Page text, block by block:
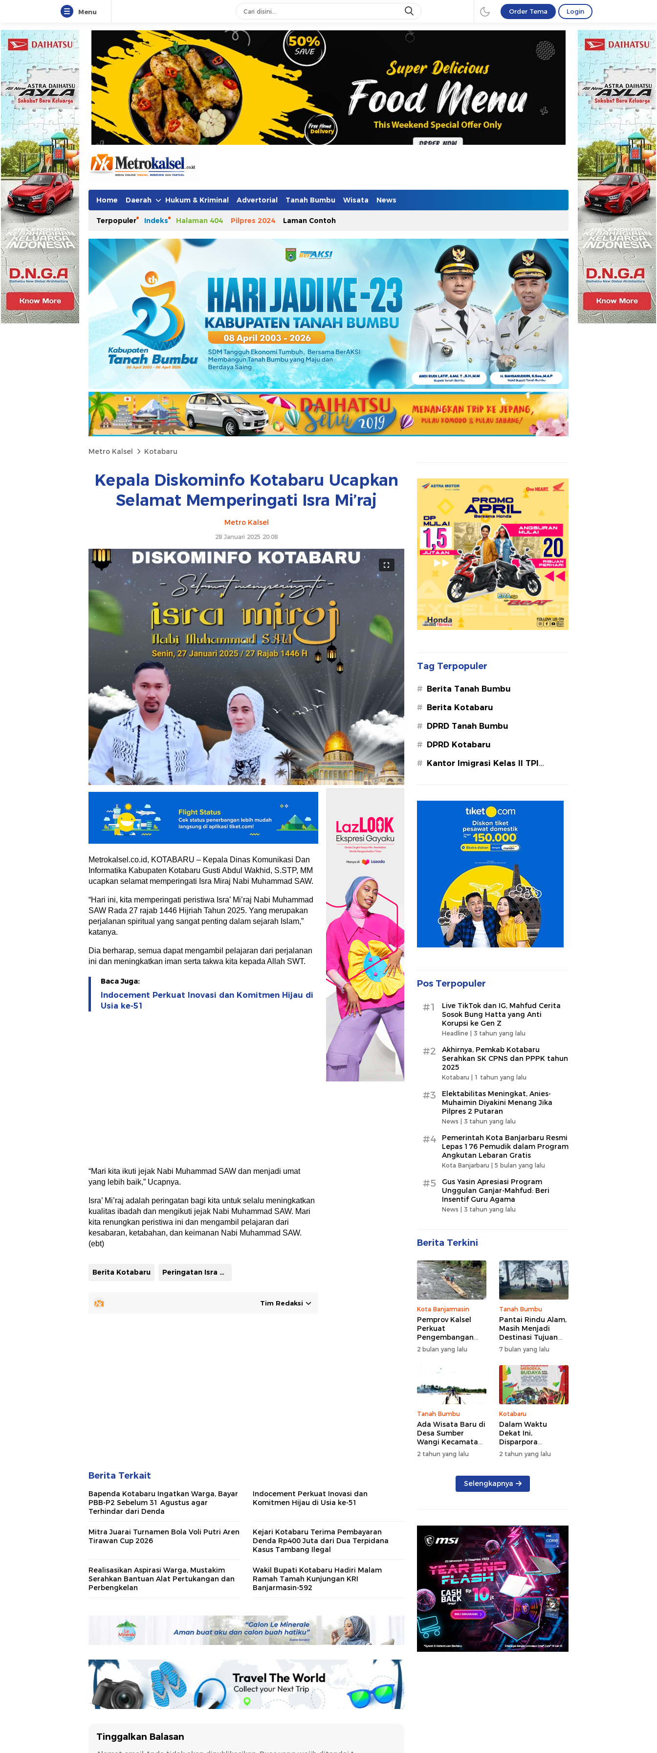
Menu Order Tema Login
Home Daerah Hukum & Kriminal Advertorial Tanah Bumbu Wisata News
Terpopuler Indeks Halaman 404 Pilpres 2024 Laman Contoh
Metro Kalsel Kotabaru
Kepala Diskominfo Kotabaru Ucapkan
Selamat Memperingati Isra Mi’raj
Metro Kalsel
28 Januari 2025 20:08
Metrokalsel.co.id, KOTABARU – Kepala Dinas Komunikasi Dan
Informatika Kabupaten Kotabaru Gusti Abdul Wakhid, S.STP, MM
ucapkan selamat memperingati Isra Miraj Nabi Muhammad SAW.
“Hari ini, kita memperingati peristiwa Isra’ Mi’raj Nabi Muhammad
SAW Rada 27 rajab 1446 Hijriah Tahun 2025. Yang merupakan
perjalanan spiritual yang sangat penting dalam sejarah Islam,”
katanya.
Dia berharap, semua dapat mengambil pelajaran dari perjalanan
ini dan meningkatkan iman serta takwa kita kepada Allah SWT.
Baca Juga:
Indocement Perkuat Inovasi dan Komitmen Hijau di
Usia ke-51
“Mari kita ikuti jejak Nabi Muhammad SAW dan menjadi umat
yang lebih baik,” Ucapnya.
Isra’ Mi’raj adalah peringatan bagi kita untuk selalu meningkatkan
kualitas ibadah dan mengikuti jejak Nabi Muhammad SAW. Mari
kita renungkan peristiwa ini dan mengambil pelajaran dari
kesabaran, ketabahan, dan keimanan Nabi Muhammad SAW.
(ebt)
Berita Kotabaru Peringatan Isra Miraj
Tim Redaksi
Berita Terkait
Bapenda Kotabaru Ingatkan Warga, Bayar
PBB-P2 Sebelum 31 Agustus agar
Terhindar dari Denda
Indocement Perkuat Inovasi dan
Komitmen Hijau di Usia ke-51
Mitra Juarai Turnamen Bola Voli Putri Aren
Tirawan Cup 2026
Kejari Kotabaru Terima Pembayaran
Denda Rp400 Juta dari Dua Terpidana
Kasus Tambang Ilegal
Realisasikan Aspirasi Warga, Mustakim
Serahkan Bantuan Alat Pertukangan dan
Perbengkelan
Wakil Bupati Kotabaru Hadiri Malam
Ramah Tamah Kunjungan KRI
Banjarmasin-592
Tinggalkan Balasan
Tag Terpopuler
# Berita Tanah Bumbu
# Berita Kotabaru
# DPRD Tanah Bumbu
# DPRD Kotabaru
# Kantor Imigrasi Kelas II TPI
Pos Terpopuler
#1
Live TikTok dan IG, Mahfud Cerita
Sosok Bung Hatta yang Anti
Korupsi ke Gen Z
Headline | 3 tahun yang lalu
#2
Akhirnya, Pemkab Kotabaru
Serahkan SK CPNS dan PPPK tahun
2025
Kotabaru | 1 tahun yang lalu
#3
Elektabilitas Meningkat, Anies-
Muhaimin Diyakini Menang Jika
Pilpres 2 Putaran
News | 3 tahun yang lalu
#4
Pemerintah Kota Banjarbaru Resmi
Lepas 176 Pemudik dalam Program
Angkutan Lebaran Gratis
Kota Banjarbaru | 5 bulan yang lalu
#5
Gus Yasin Apresiasi Program
Unggulan Ganjar-Mahfud: Beri
Insentif Guru Agama
News | 3 tahun yang lalu
Berita Terkini
Kota Banjarmasin
Pemprov Kalsel
Perkuat
Pengembangan
Wisata, Targetkan
Tingkat Kunjungan
2 bulan yang lalu
Tanah Bumbu
Pantai Rindu Alam,
Masih Menjadi
Destinasi Tujuan
Wisata di Tanah
Bumbu dengan
Rindangnya Pohon
Pinus
7 bulan yang lalu
Tanah Bumbu
Ada Wisata Baru di
Desa Sumber
Wangi Kecamatan
Karang Bintang
2 tahun yang lalu
Kotabaru
Dalam Waktu
Dekat Ini,
Disparpora
Kotabaru Bakal
Menggelar Festival
2024
2 tahun yang lalu
Selengkapnya